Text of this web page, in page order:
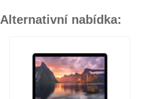
Alternativní nabídka: